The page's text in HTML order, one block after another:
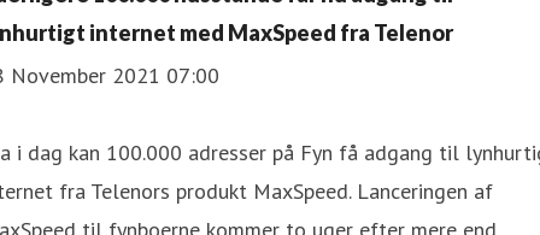
internet med MaxSpeed fra Telenor
November 2021 07:00
i dag kan 100.000 adresser på Fyn få adgang til
fra Telenors produkt MaxSpeed. Lanceringen af